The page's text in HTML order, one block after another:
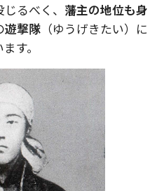
るべく、 藩主の地位も身
遊撃隊 （ゆうげきたい）に
す。